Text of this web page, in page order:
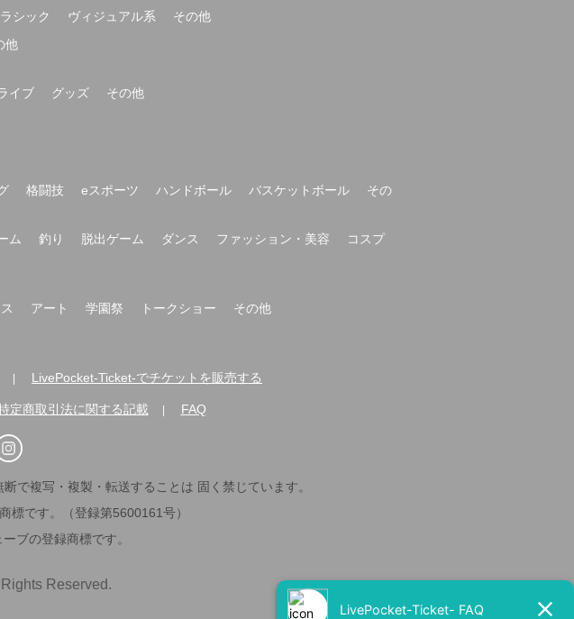
シック ヴィジュアル系
その他
他
イブ グッズ その他
格闘技 eスポーツ ハンドボール バスケットボール
その
ム 釣り 脱出ゲーム ダンス ファッション・美容
コスプ
アート 学園祭 トークショー その他
LivePocket-Ticket-でチケットを販売する
定商取引法に関する記載 FAQ
で複写・複製・転送することは 固く禁じています。
標です。（登録第5600161号）
ブの登録商標です。
Rights Reserved.